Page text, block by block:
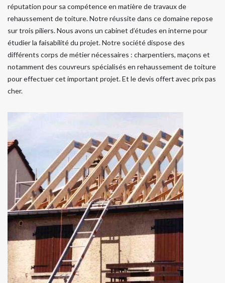
réputation pour sa compétence en matière de travaux de
rehaussement de toiture. Notre réussite dans ce domaine repose
sur trois piliers. Nous avons un cabinet d’études en interne pour
étudier la faisabilité du projet. Notre société dispose des
différents corps de métier nécessaires : charpentiers, maçons et
notamment des couvreurs spécialisés en rehaussement de toiture
pour effectuer cet important projet. Et le devis offert avec prix pas
cher.